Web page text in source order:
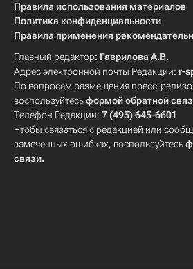
Правила использования материалов
Политика конфиденциальности
Правила применения
Главный редактор: Гаврилова А.В.
Адрес электронной почты Редакции: r-
По вопросам размещения пресс-
воспользуйтесьформой обратной
Телефон Редакции: 7 (495) 645-6601
Чтобы связаться с редакцией или
замеченных ошибках, воспользуйтесь
связи.